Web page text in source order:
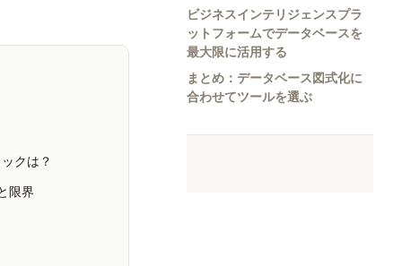
ビジネスインテリジェンスプラ
ットフォームでデータベースを
最大限に活用する
まとめ：データベース図式化に
合わせてツールを選ぶ
クは？
限界